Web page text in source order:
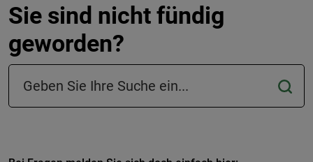
Sie sind nicht fündig
geworden?
Suchfeld in der Fußzeile